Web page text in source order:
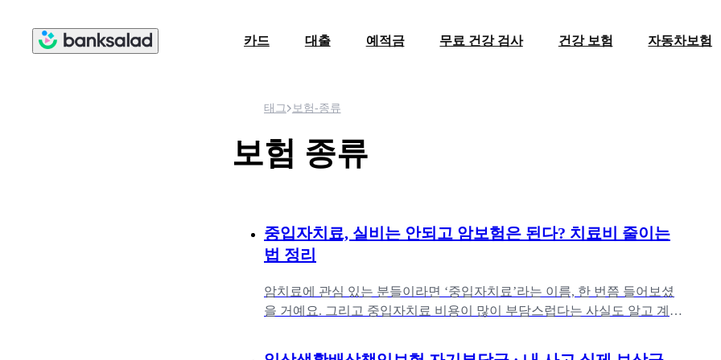
카드 대출 예적금 무료 건강 검사 건강 보험 자동차보험
태그 보험-종류
보험 종류
중입자치료, 실비는 안되고 암보험은 된다? 치료비 줄이는
법 정리
암치료에 관심 있는 분들이라면 ‘중입자치료’라는 이름, 한 번쯤 들어보셨
을 거예요. 그리고 중입자치료 비용이 많이 부담스럽다는 사실도 알고 계실